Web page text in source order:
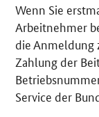
Wenn Sie
Arbeitnehmer
die Anmeldung
Zahlung der
Service der